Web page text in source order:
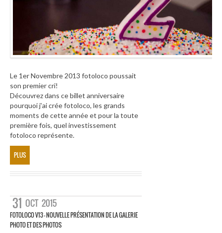
Le 1er Novembre 2013 fotoloco poussait
son premier cri!
Découvrez dans ce billet anniversaire
pourquoi j’ai crée fotoloco, les grands
moments de cette année et pour la toute
première fois, quel investissement
fotoloco représente.
PLUS
31 OCT 2015
FOTOLOCO V13 – NOUVELLE PRÉSENTATION DE LA GALERIE
PHOTO ET DES PHOTOS